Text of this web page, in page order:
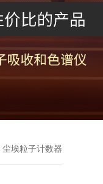
尘埃粒子计数器